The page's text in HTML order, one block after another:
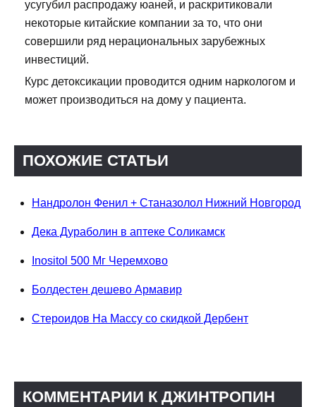
усугубил распродажу юаней, и раскритиковали
некоторые китайские компании за то, что они
совершили ряд нерациональных зарубежных
инвестиций.
Курс детоксикации проводится одним наркологом и
может производиться на дому у пациента.
ПОХОЖИЕ СТАТЬИ
Нандролон Фенил + Станазолол Нижний Новгород
Дека Дураболин в аптеке Соликамск
Inositol 500 Мг Черемхово
Болдестен дешево Армавир
Стероидов На Массу со скидкой Дербент
КОММЕНТАРИИ К ДЖИНТРОПИН